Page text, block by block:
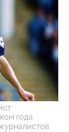
года